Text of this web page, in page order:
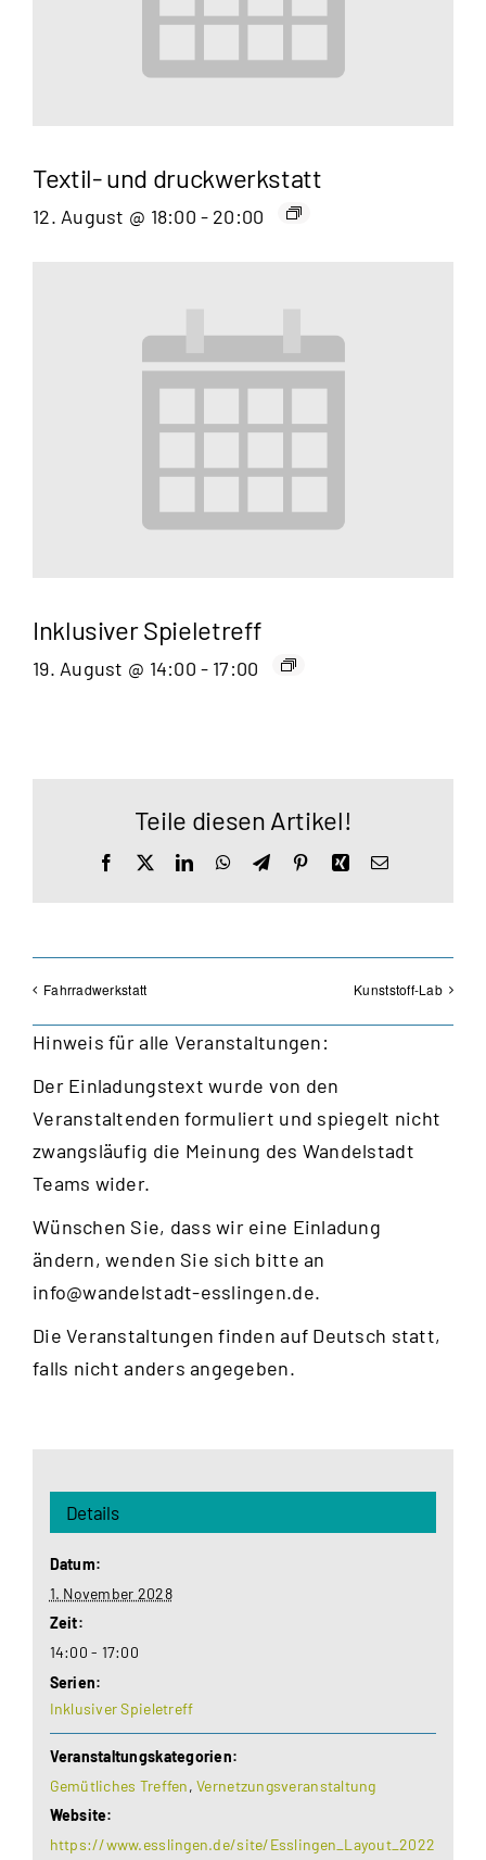
Textil- und druckwerkstatt
12. August @ 18:00 - 20:00
Inklusiver Spieletreff
19. August @ 14:00 - 17:00
Teile diesen Artikel!
Facebook LinkedInWhatsApp
TelegramPinterestXingE-
Fahrradwerkstatt Kunststoff-Lab
Hinweis für alle Veranstaltungen:
Der Einladungstext wurde von den
Veranstaltenden formuliert und spiegelt nicht
zwangsläufig die Meinung des Wandelstadt
Teams wider.
Wünschen Sie, dass wir eine Einladung
ändern, wenden Sie sich bitte an
info@wandelstadt-esslingen.de.
Die Veranstaltungen finden auf Deutsch statt,
falls nicht anders angegeben.
Details
Datum:
1. November 2028
Zeit:
14:00 - 17:00
Serien:
Inklusiver Spieletreff
Veranstaltungskategorien:
Gemütliches Treffen,Vernetzungsveranstaltung
Website:
https://www.esslingen.de/site/Esslingen_Layout_2022